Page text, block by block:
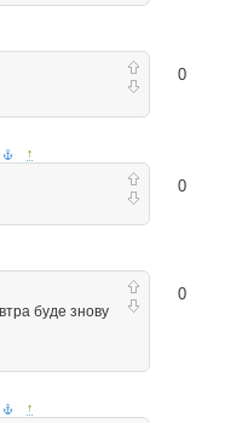
0
↑
0
0
буде знову
↑